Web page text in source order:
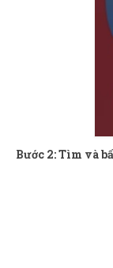
Bước 2: Tìm và